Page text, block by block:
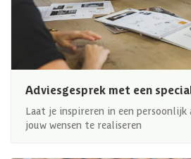
Adviesgesprek met een
Laat je inspireren in een persoonlijk
jouw wensen te realiseren